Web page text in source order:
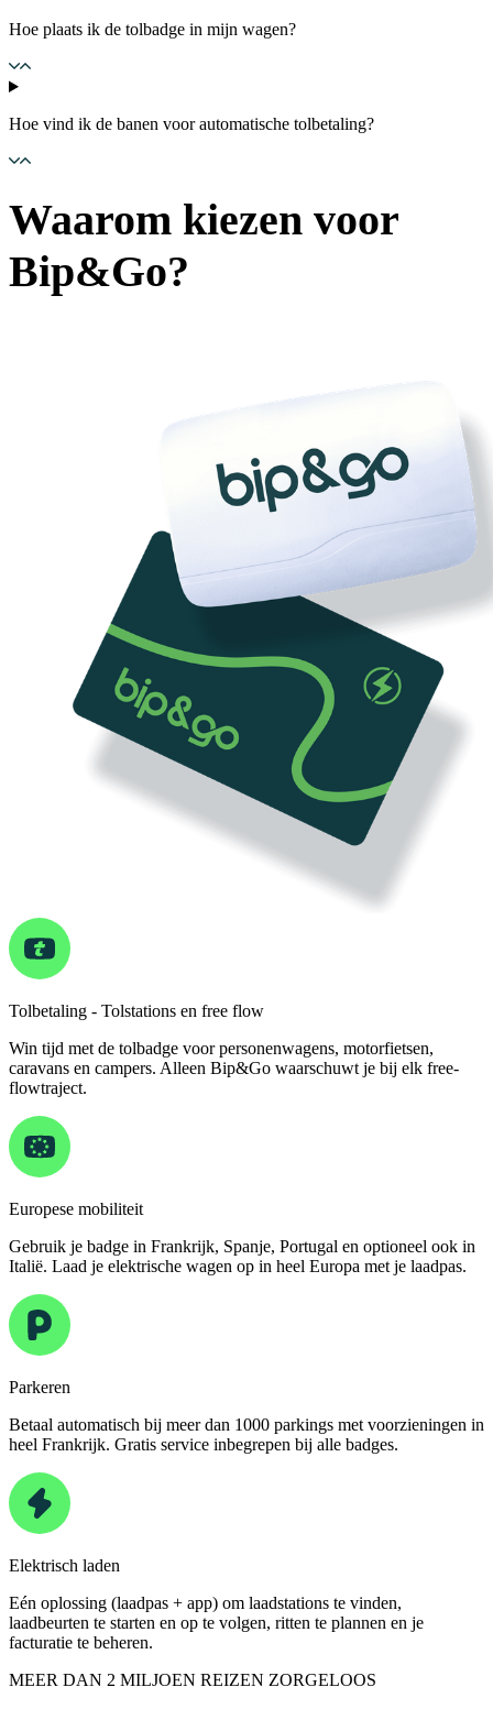
Hoe plaats ik de tolbadge in mijn wagen?
Hoe vind ik de banen voor automatische tolbetaling?
Waarom kiezen voor
Bip&Go?
Tolbetaling - Tolstations en free flow
Win tijd met de tolbadge voor personenwagens, motorfietsen,
caravans en campers. Alleen Bip&Go waarschuwt je bij elk free-
flowtraject.
Europese mobiliteit
Gebruik je badge in Frankrijk, Spanje, Portugal en optioneel ook in
Italië. Laad je elektrische wagen op in heel Europa met je laadpas.
Parkeren
Betaal automatisch bij meer dan 1000 parkings met voorzieningen in
heel Frankrijk. Gratis service inbegrepen bij alle badges.
Elektrisch laden
Eén oplossing (laadpas + app) om laadstations te vinden,
laadbeurten te starten en op te volgen, ritten te plannen en je
facturatie te beheren.
MEER DAN 2 MILJOEN REIZEN ZORGELOOS